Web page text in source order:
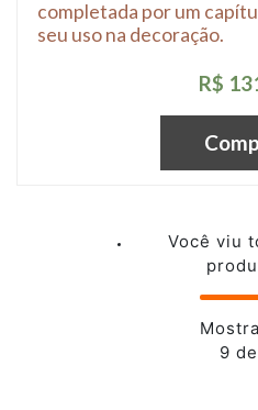
completada por um
seu uso na decoração.
R$
Você viu
9